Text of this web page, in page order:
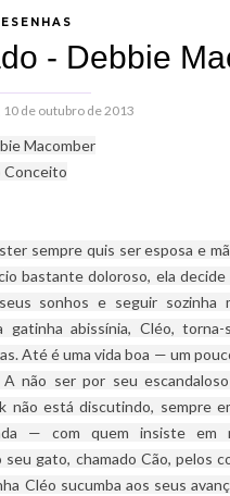
- Debbie
de outubro de 2013
Macomber
Conceito
sempre quis ser esposa e
bastante doloroso, ela
sonhos e seguir sozinha
gatinha abissínia, Cléo,
Até é uma vida boa — um
não ser por seu
não está discutindo, sempre
— com quem insiste
seu gato, chamado Cão, pelos
Cléo sucumba aos seus